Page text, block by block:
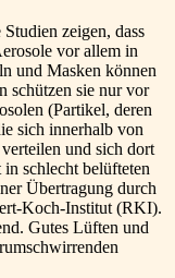
zeigen, dass
vor allem in
und Masken können
schützen sie nur vor
(Partikel, deren
sich innerhalb von
und sich dort
schlecht belüfteten
Übertragung durch
Koch-Institut (RKI).
Gutes Lüften und